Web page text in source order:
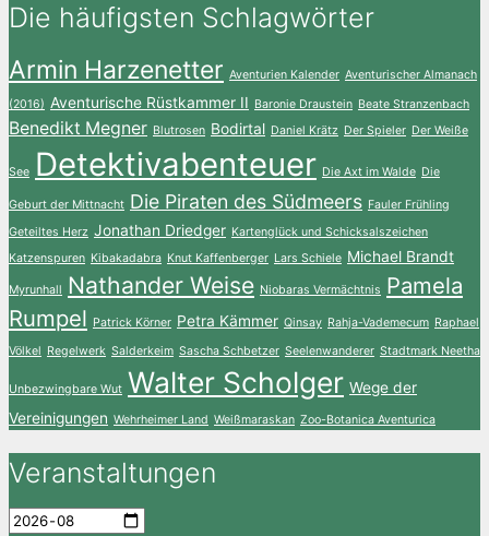
Die häufigsten Schlagwörter
Armin Harzenetter Aventurien Kalender Aventurischer Almanach
(2016) Aventurische Rüstkammer II Baronie Draustein Beate Stranzenbach
Benedikt Megner Blutrosen Bodirtal Daniel Krätz Der Spieler Der Weiße
See Detektivabenteuer Die Axt im Walde Die
Geburt der Mittnacht Die Piraten des Südmeers Fauler Frühling
Geteiltes Herz Jonathan Driedger Kartenglück und Schicksalszeichen
Katzenspuren Kibakadabra Knut Kaffenberger Lars Schiele Michael Brandt
Myrunhall Nathander Weise Niobaras Vermächtnis Pamela
Rumpel Patrick Körner Petra Kämmer Qinsay Rahja-Vademecum Raphael
Völkel Regelwerk Salderkeim Sascha Schbetzer Seelenwanderer Stadtmark Neetha
Unbezwingbare Wut Walter Scholger Wege der
Vereinigungen Wehrheimer Land Weißmaraskan Zoo-Botanica Aventurica
Veranstaltungen